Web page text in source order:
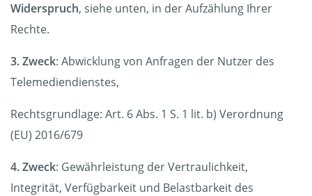
Widerspruch, siehe unten, in der Aufzählung Ihrer
Rechte.
3. Zweck: Abwicklung von Anfragen der Nutzer des
Telemediendienstes,
Rechtsgrundlage: Art. 6 Abs. 1 S. 1 lit. b) Verordnung
(EU) 2016/679
4. Zweck: Gewährleistung der Vertraulichkeit,
Integrität, Verfügbarkeit und Belastbarkeit des